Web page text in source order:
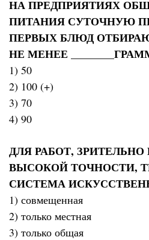
НА ПРЕДПРИЯТИЯХ
ПИТАНИЯ СУТОЧНУЮ
ПЕРВЫХ БЛЮД
НЕ МЕНЕЕ
1) 50
2) 100 (+)
3) 70
4) 90
ДЛЯ РАБОТ,
ВЫСОКОЙ ТОЧНОСТИ,
СИСТЕМА
1) совмещенная
2) только местная
3) только общая